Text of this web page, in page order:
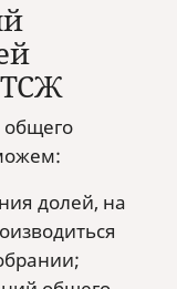
общего
долей, на